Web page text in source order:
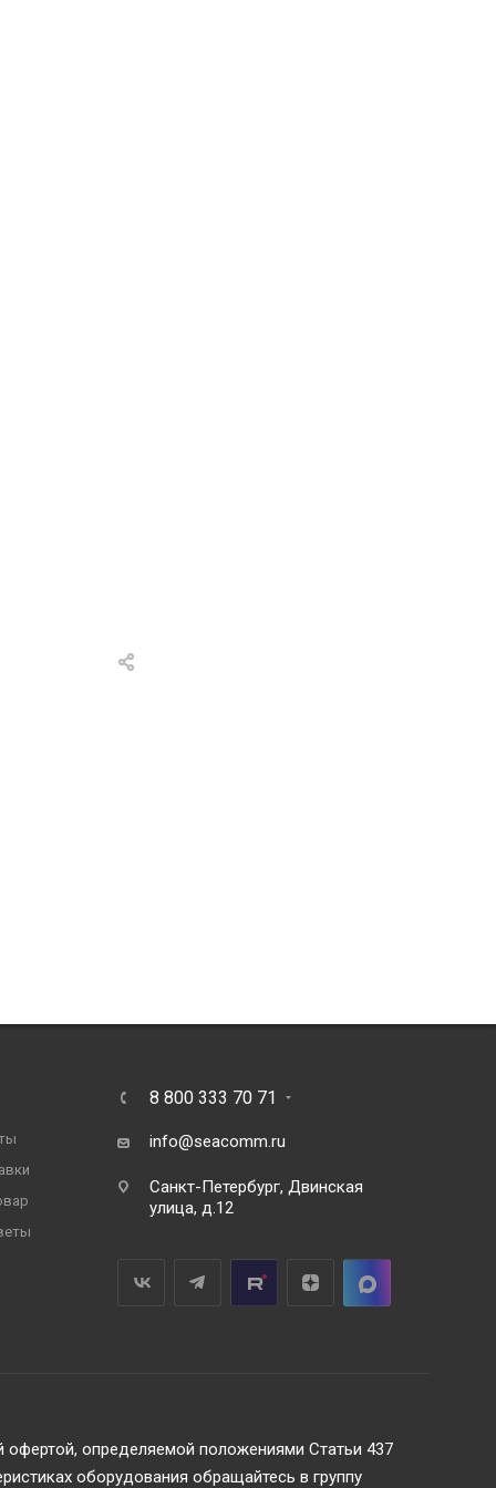
8 800 333 70 71
info@seacomm.ru
Санкт-Петербург, Двинская
улица, д.12
офертой, определяемой положениями Статьи 437
оборудования обращайтесь в группу